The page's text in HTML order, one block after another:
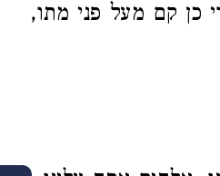
כן קם מעל פני מתו,